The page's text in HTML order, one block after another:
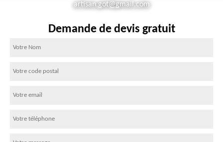
artisan.got@gmail.com
Demande de devis gratuit